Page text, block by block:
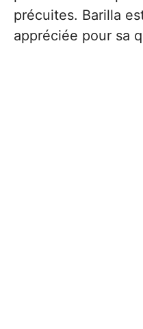
précuites. Barilla
appréciée pour sa